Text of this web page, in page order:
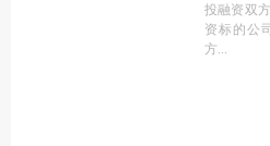
投融资双
资标的公
方